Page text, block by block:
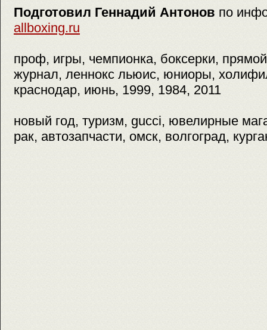
Подготовил Геннадий Антонов по
allboxing.ru
проф, игры, чемпионка, боксерки,
журнал, леннокс льюис, юниоры,
краснодар, июнь, 1999, 1984, 2011
новый год, туризм, gucci, ювелирные
рак, автозапчасти, омск, волгоград,